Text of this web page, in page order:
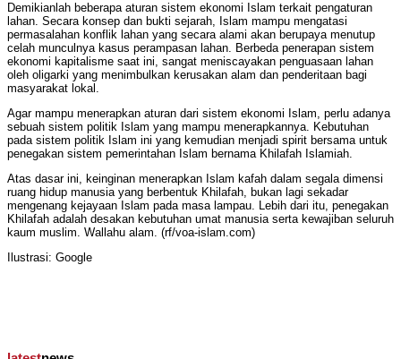
Demikianlah beberapa aturan sistem ekonomi Islam terkait pengaturan
lahan. Secara konsep dan bukti sejarah, Islam mampu mengatasi
permasalahan konflik lahan yang secara alami akan berupaya menutup
celah munculnya kasus perampasan lahan. Berbeda penerapan sistem
ekonomi kapitalisme saat ini, sangat meniscayakan penguasaan lahan
oleh oligarki yang menimbulkan kerusakan alam dan penderitaan bagi
masyarakat lokal.
Agar mampu menerapkan aturan dari sistem ekonomi Islam, perlu adanya
sebuah sistem politik Islam yang mampu menerapkannya. Kebutuhan
pada sistem politik Islam ini yang kemudian menjadi spirit bersama untuk
penegakan sistem pemerintahan Islam bernama Khilafah Islamiah.
Atas dasar ini, keinginan menerapkan Islam kafah dalam segala dimensi
ruang hidup manusia yang berbentuk Khilafah, bukan lagi sekadar
mengenang kejayaan Islam pada masa lampau. Lebih dari itu, penegakan
Khilafah adalah desakan kebutuhan umat manusia serta kewajiban seluruh
kaum muslim. Wallahu alam. (rf/voa-islam.com)
Ilustrasi: Google